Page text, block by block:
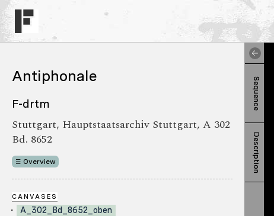
Antiphonale
F-drtm
Stuttgart, Hauptstaatsarchiv Stuttgart, A 302
Bd. 8652
Overview
CANVASES
A_302_Bd_8652_oben
Sequence
Description